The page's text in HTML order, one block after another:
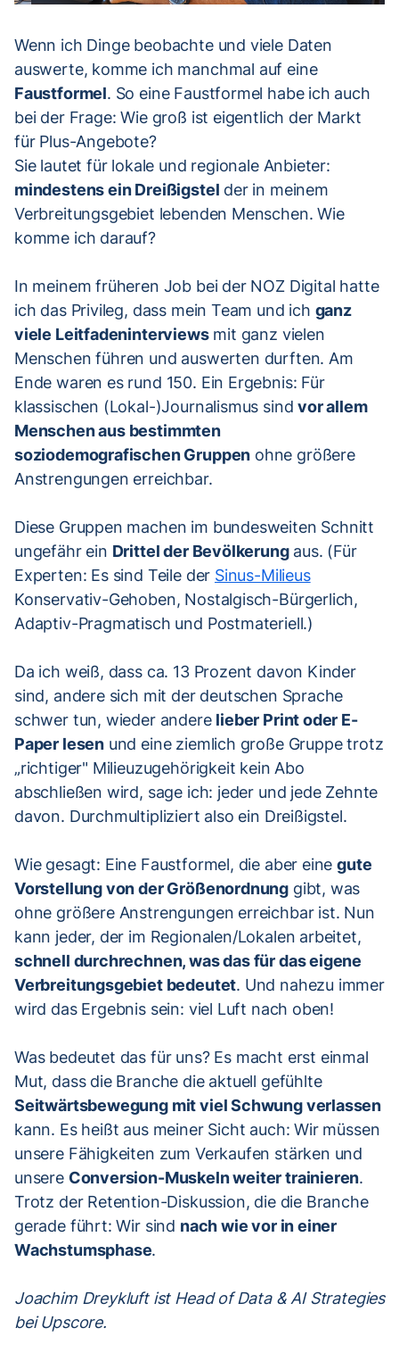
Wenn ich Dinge beobachte und viele Daten
auswerte, komme ich manchmal auf eine
Faustformel. So eine Faustformel habe ich auch
bei der Frage: Wie groß ist eigentlich der Markt
für Plus-Angebote?
Sie lautet für lokale und regionale Anbieter:
mindestens ein Dreißigstel der in meinem
Verbreitungsgebiet lebenden Menschen. Wie
komme ich darauf?
In meinem früheren Job bei der NOZ Digital hatte
ich das Privileg, dass mein Team und ich ganz
viele Leitfadeninterviewsmit ganz vielen
Menschen führen und auswerten durften. Am
Ende waren es rund 150. Ein Ergebnis: Für
klassischen (Lokal-)Journalismus sindvor allem
Menschen aus bestimmten
soziodemografischen Gruppen ohne größere
Anstrengungen erreichbar.
Diese Gruppen machen im bundesweiten Schnitt
ungefähr ein Drittel der Bevölkerungaus. (Für
Experten: Es sind Teile der Sinus-Milieus
Konservativ-Gehoben, Nostalgisch-Bürgerlich,
Adaptiv-Pragmatisch und Postmateriell.)
Da ich weiß, dass ca. 13 Prozent davon Kinder
sind, andere sich mit der deutschen Sprache
schwer tun, wieder andere lieber Print oder E-
Paper lesen und eine ziemlich große Gruppe trotz
„richtiger" Milieuzugehörigkeit kein Abo
abschließen wird, sage ich: jeder und jede Zehnte
davon. Durchmultipliziert also ein Dreißigstel.
Wie gesagt: Eine Faustformel, die aber einegute
Vorstellung von der Größenordnung gibt, was
ohne größere Anstrengungen erreichbar ist. Nun
kann jeder, der im Regionalen/Lokalen arbeitet,
schnell durchrechnen, was das für das eigene
Verbreitungsgebiet bedeutet. Und nahezu immer
wird das Ergebnis sein: viel Luft nach oben!
Was bedeutet das für uns? Es macht erst einmal
Mut, dass die Branche die aktuell gefühlte
Seitwärtsbewegung mit viel Schwung verlassen
kann. Es heißt aus meiner Sicht auch: Wir müssen
unsere Fähigkeiten zum Verkaufen stärken und
unsere Conversion-Muskeln weiter trainieren.
Trotz der Retention-Diskussion, die die Branche
gerade führt: Wir sind nach wie vor in einer
Wachstumsphase.
Joachim Dreykluft ist Head of Data & AI Strategies
bei Upscore.